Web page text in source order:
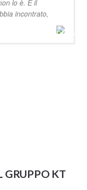
lo è. È il
incontrato,
GRUPPO KT